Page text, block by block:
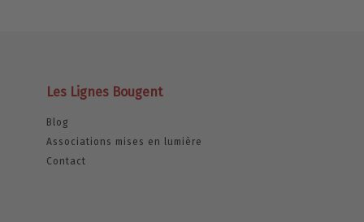
Les Lignes Bougent
Blog
Associations mises en lumière
Contact